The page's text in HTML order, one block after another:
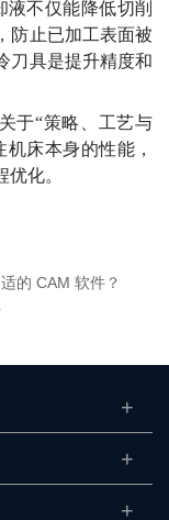
不仅能降低切削
防止已加工表面被
刀具是提升精度和
于“策略、工艺与
床本身的性能，
化。
的 CAM 软件？